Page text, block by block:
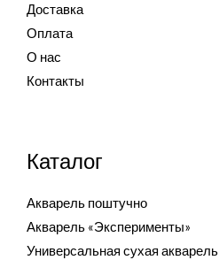
Доставка
Оплата
О нас
Контакты
Каталог
Акварель поштучно
Акварель «Эксперименты»
Универсальная сухая акварель